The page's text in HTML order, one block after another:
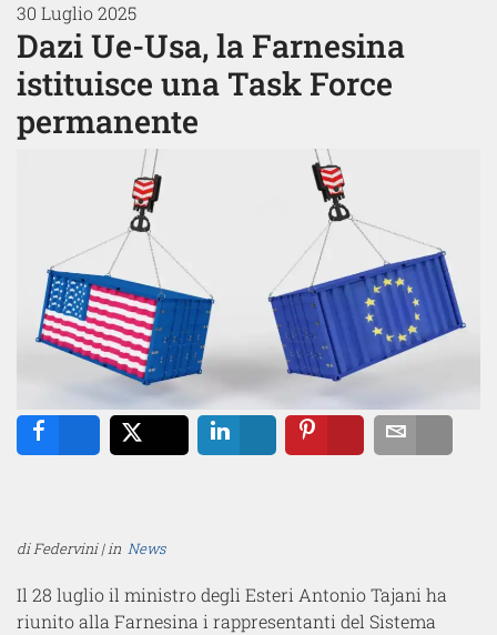
30 Luglio 2025
Dazi Ue-Usa, la Farnesina
istituisce una Task Force
permanente
di Federvini | in News
Il 28 luglio il ministro degli Esteri Antonio Tajani ha
riunito alla Farnesina i rappresentanti del Sistema